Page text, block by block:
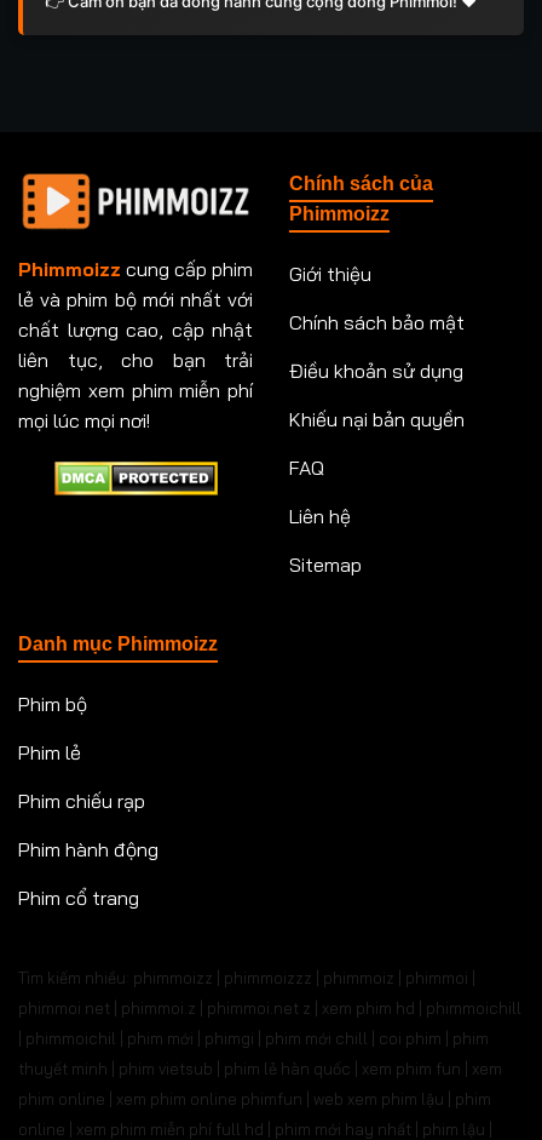
Phimmoizz cung cấp phim
lẻ và phim bộ mới nhất với
chất lượng cao, cập nhật
liên tục, cho bạn trải
nghiệm xem phim miễn phí
mọi lúc mọi nơi!
Chính sách của
Phimmoizz
Giới thiệu
Chính sách bảo mật
Điều khoản sử dụng
Khiếu nại bản quyền
FAQ
Liên hệ
Sitemap
Danh mục Phimmoizz
Phim bộ
Phim lẻ
Phim chiếu rạp
Phim hành động
Phim cổ trang
Tìm kiếm nhiều: phimmoizz | phimmoizzz | phimmoiz | phimmoi |
phimmoi net | phimmoi.z | phimmoi.net z | xem phim hd | phimmoichill
| phimmoichil | phim mới | phimgi | phim mới chill | coi phim | phim
thuyết minh | phim vietsub | phim lẻ hàn quốc | xem phim fun | xem
phim online | xem phim online phimfun | web xem phim lậu | phim
online | xem phim miễn phí full hd | phim mới hay nhất | phim lậu |